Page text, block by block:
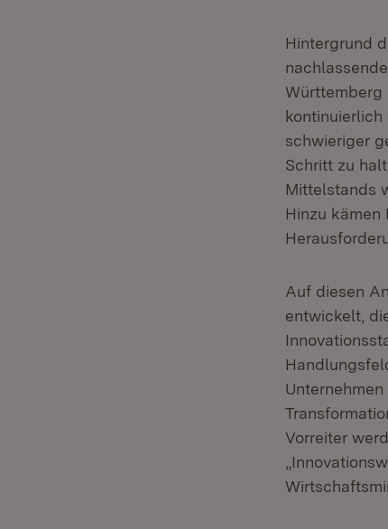
Hintergrund
Württemberg
schwieriger
Schritt zu
Mittelstands
Hinzu
Auf diesen
entwickelt,
Vorreiter